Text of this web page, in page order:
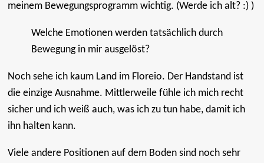
meinem Bewegungsprogramm wichtig. (Werde ich alt? :) )
Welche Emotionen werden tatsächlich durch
Bewegung in mir ausgelöst?
Noch sehe ich kaum Land im Floreio. Der Handstand ist
die einzige Ausnahme. Mittlerweile fühle ich mich recht
sicher und ich weiß auch, was ich zu tun habe, damit ich
ihn halten kann.
Viele andere Positionen auf dem Boden sind noch sehr